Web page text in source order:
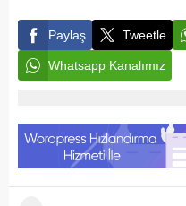
Paylaş Tweetle
Whatsapp Kanalımız